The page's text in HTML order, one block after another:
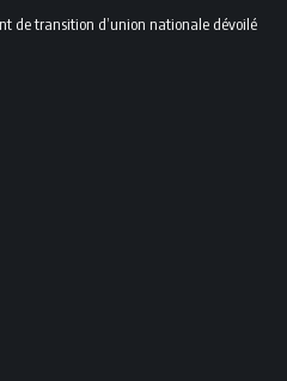
de transition d’union nationale dévoilé